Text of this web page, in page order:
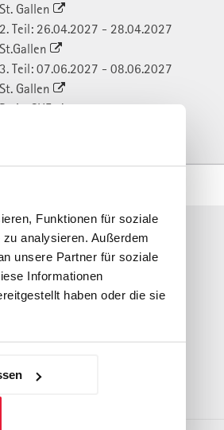
Funktionen für soziale
analysieren. Außerdem
unsere Partner für soziale
Informationen
haben oder die sie
St. Gallen
2. Teil: 26.04.2027 - 28.04.2027
St.Gallen
3. Teil: 07.06.2027 - 08.06.2027
St. Gallen
CHF 9'900.-
Durchf. 2027 | AV5117
Teil: 22.02.2027 - 25.02.2027
Teil: 26.04.2027 - 28.04.2027
Gallen
MwSt.)